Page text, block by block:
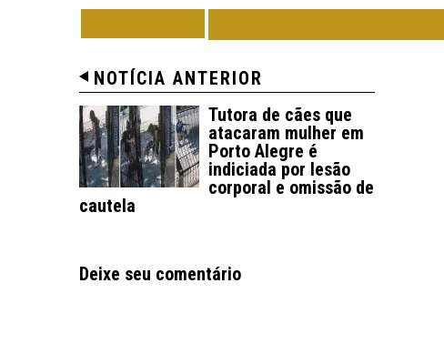
NOTÍCIA ANTERIOR
Tutora de cães que
atacaram mulher em
Porto Alegre é
indiciada por lesão
corporal e omissão de
cautela
Deixe seu comentário